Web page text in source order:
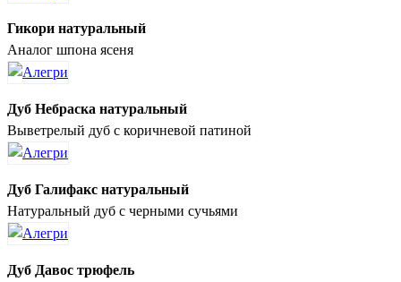
Гикори натуральный
Аналог шпона ясеня
Дуб Небраска натуральный
Выветрелый дуб с коричневой патиной
Дуб Галифакс натуральный
Натуральный дуб с черными сучьями
Дуб Давос трюфель